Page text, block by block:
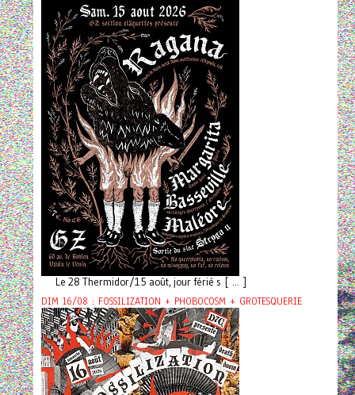
Le 28 Thermidor/15 août, jour férié s [ ... ]
DIM 16/08 : FOSSILIZATION + PHOBOCOSM + GROTESQUERIE